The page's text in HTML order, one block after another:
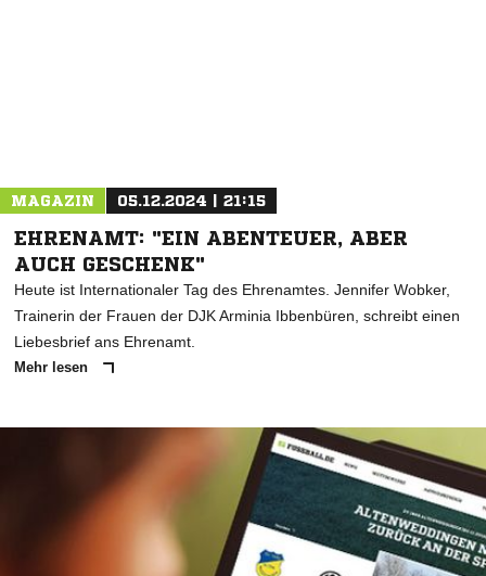
MAGAZIN 05.12.2024 | 21:15
EHRENAMT: "EIN ABENTEUER, ABER
AUCH GESCHENK"
Heute ist Internationaler Tag des Ehrenamtes. Jennifer Wobker,
Trainerin der Frauen der DJK Arminia Ibbenbüren, schreibt einen
Liebesbrief ans Ehrenamt.
Mehr lesen